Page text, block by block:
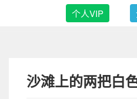
个人VIP
沙滩上的两把白